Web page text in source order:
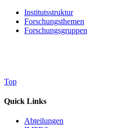
Institutsstruktur
Forschungsthemen
Forschungsgruppen
Top
Quick Links
Abteilungen